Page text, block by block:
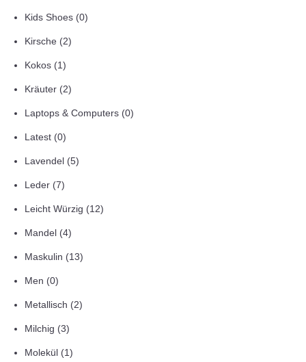
Kids Shoes (0)
Kirsche (2)
Kokos (1)
Kräuter (2)
Laptops & Computers (0)
Latest (0)
Lavendel (5)
Leder (7)
Leicht Würzig (12)
Mandel (4)
Maskulin (13)
Men (0)
Metallisch (2)
Milchig (3)
Molekül (1)